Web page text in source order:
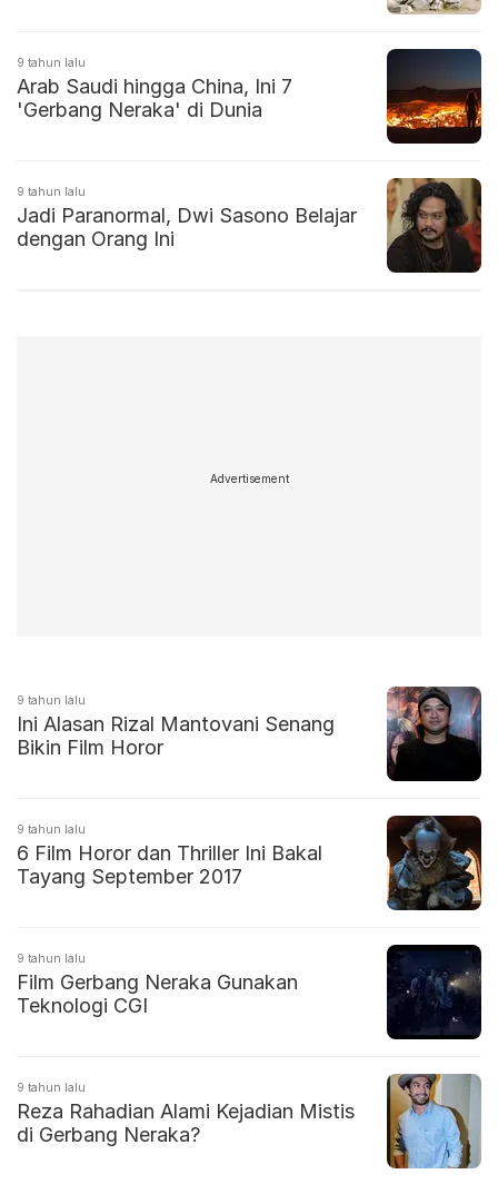
9 tahun lalu
Arab Saudi hingga China, Ini 7
'Gerbang Neraka' di Dunia
9 tahun lalu
Jadi Paranormal, Dwi Sasono Belajar
dengan Orang Ini
Advertisement
9 tahun lalu
Ini Alasan Rizal Mantovani Senang
Bikin Film Horor
9 tahun lalu
6 Film Horor dan Thriller Ini Bakal
Tayang September 2017
9 tahun lalu
Film Gerbang Neraka Gunakan
Teknologi CGI
9 tahun lalu
Reza Rahadian Alami Kejadian Mistis
di Gerbang Neraka?